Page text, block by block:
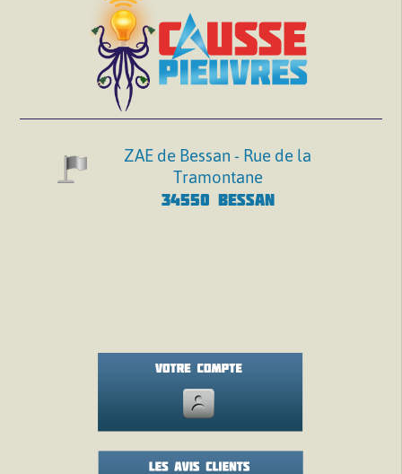
ZAE de Bessan - Rue de la
Tramontane
34550 BESSAN